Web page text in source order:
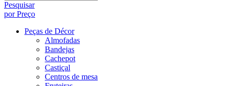
Pesquisar
por Preço
Peças de Décor
Almofadas
Bandejas
Cachepot
Castiçal
Centros de mesa